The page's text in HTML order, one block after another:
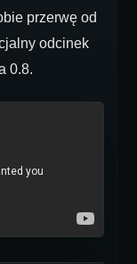
przerwę od
odcinek
0.8.